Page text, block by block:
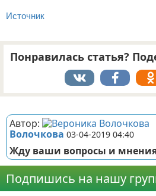
Источник
Понравилась статья?
Автор:
Волочкова 03-04-2019 04:40
Жду ваши вопросы и
Подпишись на нашу